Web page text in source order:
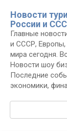
контенту
Новости
России и
Главные
и СССР,
мира сегодня.
Новости шоу
Последние
экономики,
Поиск: